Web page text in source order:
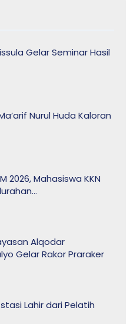
Gelar Seminar Hasil
Nurul Huda Kaloran
2026, Mahasiswa KKN
Alqodar
Gelar Rakor Praraker
Lahir dari Pelatih